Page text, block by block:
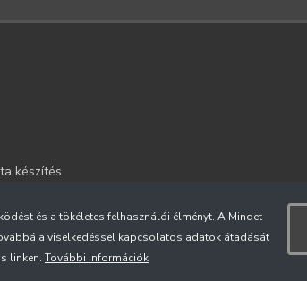
készítés
és a tökéletes felhasználói élményt. A Mindet
a viselkedéssel kapcsolatos adatok átadását
linken. További információk